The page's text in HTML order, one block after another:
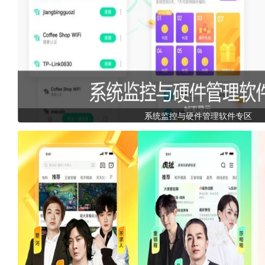
系统监控与硬件管理软件专区